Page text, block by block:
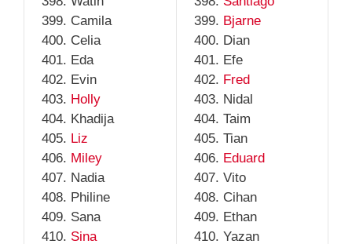
Camila
Celia
Eda
Evin
Holly
Khadija
Liz
Miley
Nadia
Philine
Sana
Sina
Bjarne
Dian
Efe
Fred
Nidal
Taim
Tian
Eduard
Vito
Cihan
Ethan
Yazan